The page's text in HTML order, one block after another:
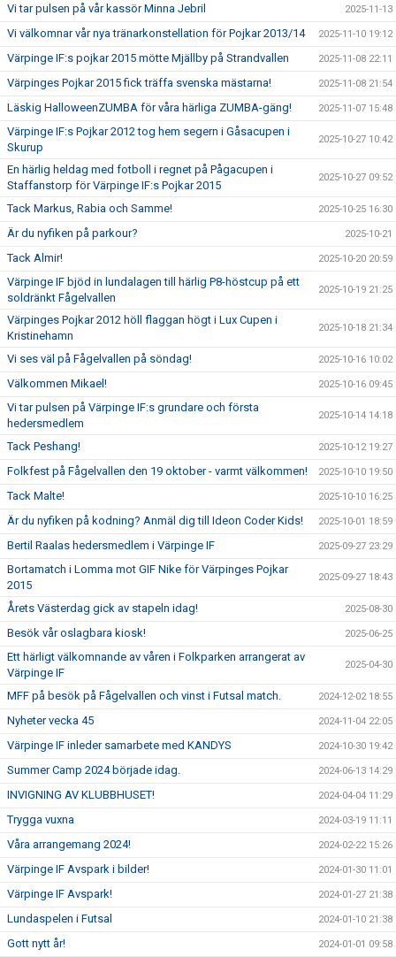
Vi tar pulsen på vår kassör Minna Jebril 2025-11-13
Vi välkomnar vår nya tränarkonstellation för Pojkar 2013/14 2025-11-10 19:12
Värpinge IF:s pojkar 2015 mötte Mjällby på Strandvallen 2025-11-08 22:11
Värpinges Pojkar 2015 fick träffa svenska mästarna! 2025-11-08 21:54
Läskig HalloweenZUMBA för våra härliga ZUMBA-gäng! 2025-11-07 15:48
Värpinge IF:s Pojkar 2012 tog hem segern i Gåsacupen i
Skurup
2025-10-27 10:42
En härlig heldag med fotboll i regnet på Pågacupen i
Staffanstorp för Värpinge IF:s Pojkar 2015
2025-10-27 09:52
Tack Markus, Rabia och Samme! 2025-10-25 16:30
Är du nyfiken på parkour? 2025-10-21
Tack Almir! 2025-10-20 20:59
Värpinge IF bjöd in lundalagen till härlig P8-höstcup på ett
soldränkt Fågelvallen
2025-10-19 21:25
Värpinges Pojkar 2012 höll flaggan högt i Lux Cupen i
Kristinehamn
2025-10-18 21:34
Vi ses väl på Fågelvallen på söndag! 2025-10-16 10:02
Välkommen Mikael! 2025-10-16 09:45
Vi tar pulsen på Värpinge IF:s grundare och första
hedersmedlem
2025-10-14 14:18
Tack Peshang! 2025-10-12 19:27
Folkfest på Fågelvallen den 19 oktober - varmt välkommen! 2025-10-10 19:50
Tack Malte! 2025-10-10 16:25
Är du nyfiken på kodning? Anmäl dig till Ideon Coder Kids! 2025-10-01 18:59
Bertil Raalas hedersmedlem i Värpinge IF 2025-09-27 23:29
Bortamatch i Lomma mot GIF Nike för Värpinges Pojkar
2015
2025-09-27 18:43
Årets Västerdag gick av stapeln idag! 2025-08-30
Besök vår oslagbara kiosk! 2025-06-25
Ett härligt välkomnande av våren i Folkparken arrangerat av
Värpinge IF
2025-04-30
MFF på besök på Fågelvallen och vinst i Futsal match. 2024-12-02 18:55
Nyheter vecka 45 2024-11-04 22:05
Värpinge IF inleder samarbete med KANDYS 2024-10-30 19:42
Summer Camp 2024 började idag. 2024-06-13 14:29
INVIGNING AV KLUBBHUSET! 2024-04-04 11:29
Trygga vuxna 2024-03-19 11:11
Våra arrangemang 2024! 2024-02-22 15:26
Värpinge IF Avspark i bilder! 2024-01-30 11:01
Värpinge IF Avspark! 2024-01-27 21:38
Lundaspelen i Futsal 2024-01-10 21:38
Gott nytt år! 2024-01-01 09:58